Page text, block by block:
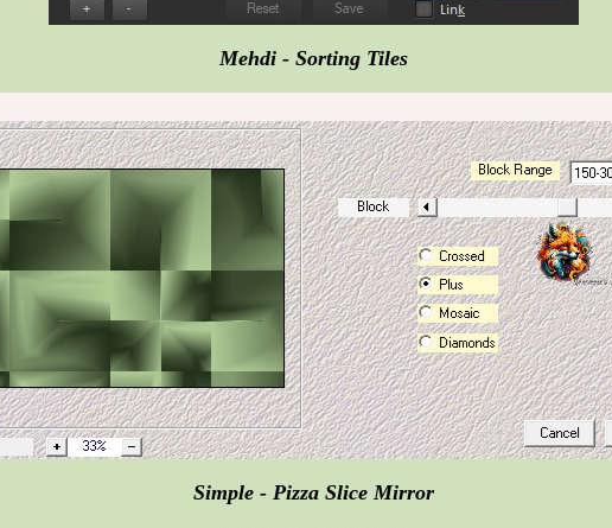
Mehdi - Sorting Tiles
Simple - Pizza Slice Mirror